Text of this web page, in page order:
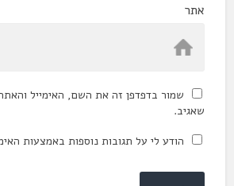
אתר
שמור בדפדפן זה את השם, האימייל
שאגיב.
הודע לי על תגובות נוספות באמצעות